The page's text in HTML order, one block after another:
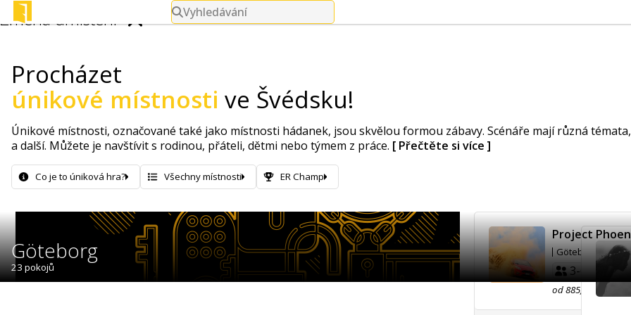
Vyhledávání
Procházet
únikové místnosti ve Švédsku!
Únikové místnosti, označované také jako místnosti hádanek, jsou skvělou formou zábavy. Scénáře mají různá
a další. Můžete je navštívit s rodinou, přáteli, dětmi nebo týmem z práce. [ Přečtěte si více ]
Co je to úniková hra? Všechny místnosti ER Champ
23 pokojů
Göteborg
Project
Göteborg
3-6
od 885,00 SEK
Změna umístění
Vyhledávání měst.